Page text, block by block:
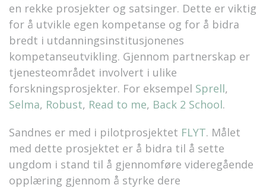
en rekke prosjekter og satsinger. Dette er viktig
for å utvikle egen kompetanse og for å bidra
bredt i utdanningsinstitusjonenes
kompetanseutvikling. Gjennom partnerskap er
tjenesteområdet involvert i ulike
forskningsprosjekter. For eksempel Sprell,
Selma, Robust, Read to me, Back 2 School.
Sandnes er med i pilotprosjektet FLYT. Målet
med dette prosjektet er å bidra til å sette
ungdom i stand til å gjennomføre videregående
opplæring gjennom å styrke dere